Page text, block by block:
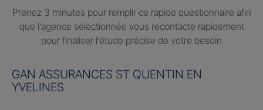
Prenez 3 minutes pour remplir ce rapide questionnaire afin
que l’agence sélectionnée vous recontacte rapidement
pour finaliser l’étude précise de votre besoin
GAN ASSURANCES ST QUENTIN EN
YVELINES